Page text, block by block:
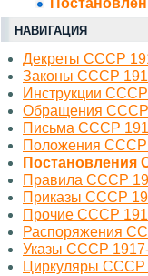
НАВИГАЦИЯ
Декреты СССР
Законы СССР
Инструкции
Обращения СССР
Письма СССР
Положения СССР
Постановления
Правила СССР
Приказы СССР
Прочие СССР
Распоряжения
Указы СССР
Циркуляры СССР